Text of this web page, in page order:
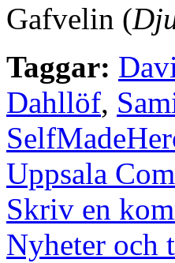
Gafvelin (
Taggar:
Dahllöf,
Uppsala
Skriv en
Nyheter och